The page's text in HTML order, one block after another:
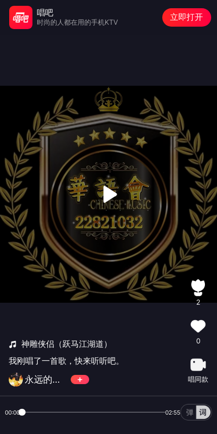
神雕侠侣（跃马江湖道）
我刚唱了一首歌，快来听听吧。
永远的天王👑華語會✨元老
2
0
唱同款
00:00 02:55
唱吧
时尚的人都在用的手机KTV
立即打开